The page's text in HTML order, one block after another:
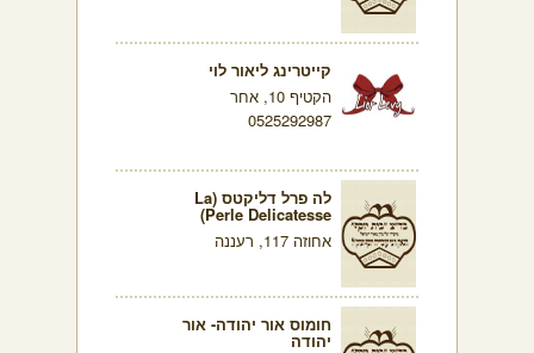
קייטרינג ליאור לוי
הקטיף 10, אחר
0525292987
לה פרל דליקטס (La
Perle Delicatesse)
אחוזה 117, רעננה
חומוס אור יהודה- אור
יהודה